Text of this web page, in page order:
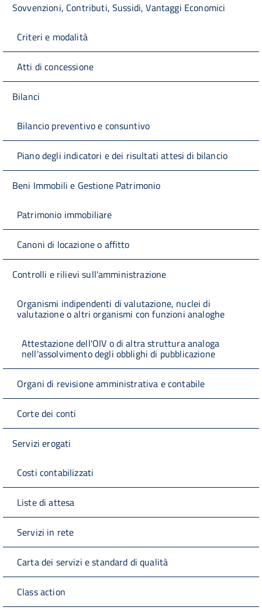
Sovvenzioni, Contributi, Sussidi, Vantaggi Economici
Criteri e modalità
Atti di concessione
Bilanci
Bilancio preventivo e consuntivo
Piano degli indicatori e dei risultati attesi di bilancio
Beni Immobili e Gestione Patrimonio
Patrimonio immobiliare
Canoni di locazione o affitto
Controlli e rilievi sull'amministrazione
Organismi indipendenti di valutazione, nuclei di
valutazione o altri organismi con funzioni analoghe
Attestazione dell'OIV o di altra struttura analoga
nell'assolvimento degli obblighi di pubblicazione
Organi di revisione amministrativa e contabile
Corte dei conti
Servizi erogati
Costi contabilizzati
Liste di attesa
Servizi in rete
Carta dei servizi e standard di qualità
Class action